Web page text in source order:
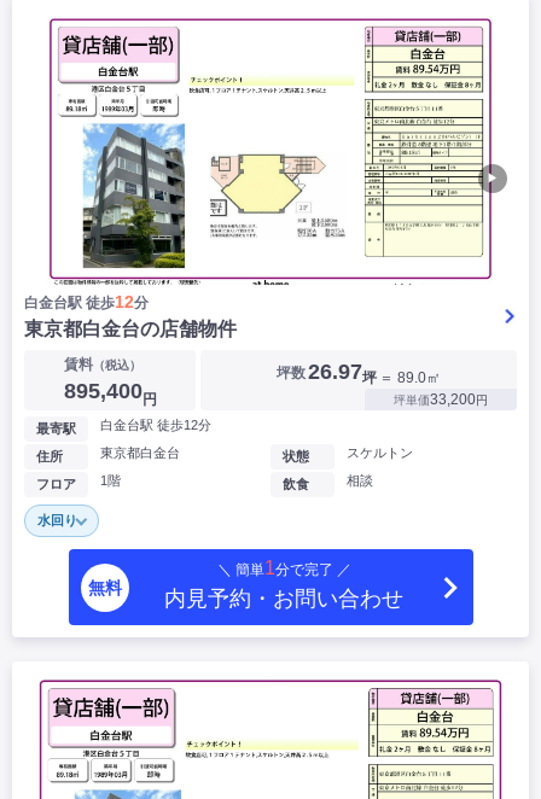
▶
白金台駅 徒歩12分
東京都白金台の店舗物件
賃料（税込）
895,400円
坪数26.97坪 ＝ 89.0㎡
坪単価33,200円
最寄駅 白金台駅 徒歩12分
住所 東京都白金台
フロア 1階
状態 スケルトン
飲食 相談
水回り
無料
＼ 簡単1分で完了 ／
内見予約・お問い合わせ